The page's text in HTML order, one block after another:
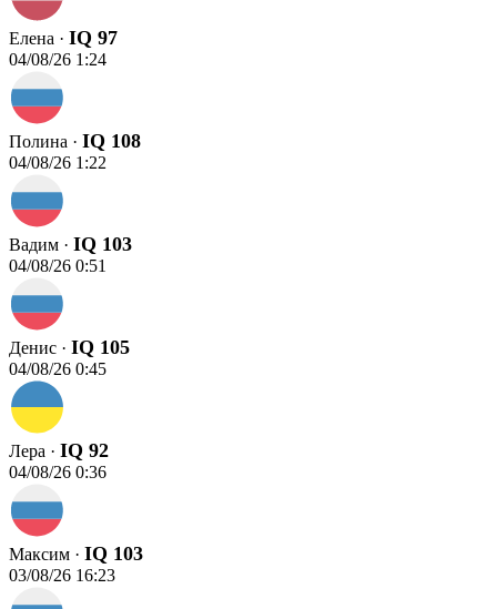
Елена · IQ 97
04/08/26 1:24
Полина · IQ 108
04/08/26 1:22
Вадим · IQ 103
04/08/26 0:51
Денис · IQ 105
04/08/26 0:45
Лера · IQ 92
04/08/26 0:36
Максим · IQ 103
03/08/26 16:23